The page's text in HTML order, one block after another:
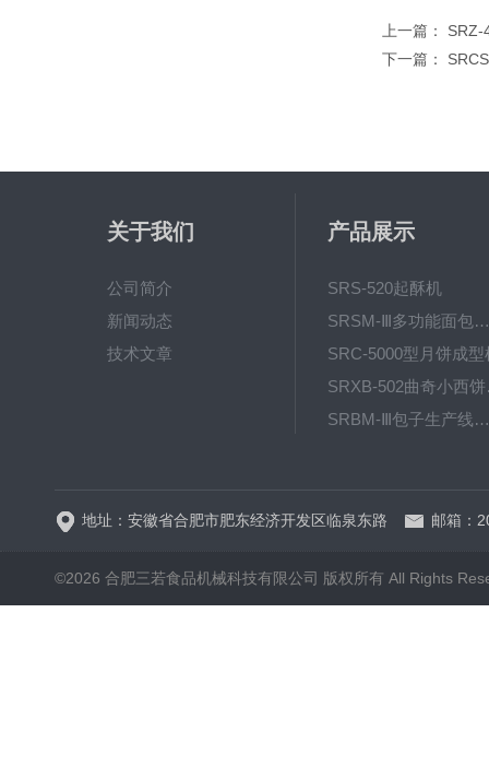
上一篇： SRZ-
下一篇：
关于我们
公司简介
新闻动态
技术文章
产品展示
SRS-520起酥机
SRSM-Ⅲ多功能面包生产线 酥饼机
SRC-5000型月饼成型
SRBM-Ⅲ包子生产线（包子机）
地址：安徽省合肥市肥东经济开发区临泉东路 邮箱：
©2026 合肥三若食品机械科技有限公司 版权所有 All Rights